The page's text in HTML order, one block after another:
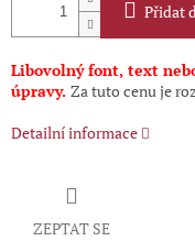
Přidat
Libovolný font, text
úpravy. Za tuto cenu je
Detailní informace
ZEPTAT SE